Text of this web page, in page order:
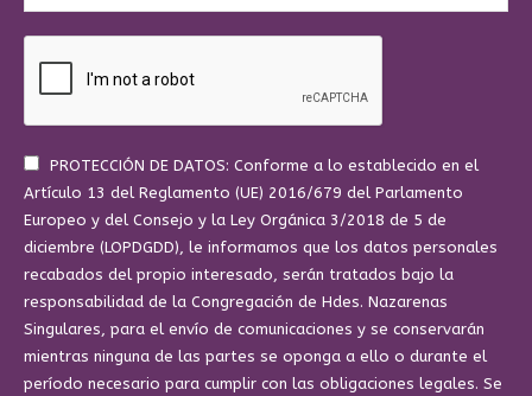
PROTECCIÓN DE DATOS: Conforme a lo establecido en el
Artículo 13 del Reglamento (UE) 2016/679 del Parlamento
Europeo y del Consejo y la Ley Orgánica 3/2018 de 5 de
diciembre (LOPDGDD), le informamos que los datos personales
recabados del propio interesado, serán tratados bajo la
responsabilidad de la Congregación de Hdes. Nazarenas
Singulares, para el envío de comunicaciones y se conservarán
mientras ninguna de las partes se oponga a ello o durante el
período necesario para cumplir con las obligaciones legales. Se